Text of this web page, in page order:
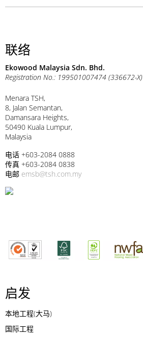
联络
Ekowood Malaysia Sdn. Bhd.
Registration No.: 199501007474 (336672-X)
Menara TSH,
8, Jalan Semantan,
Damansara Heights,
50490 Kuala Lumpur,
Malaysia
电话 +603-2084 0888
传真 +603-2084 0838
电邮 emsb@tsh.com.my
启发
本地工程(大马)
国际工程